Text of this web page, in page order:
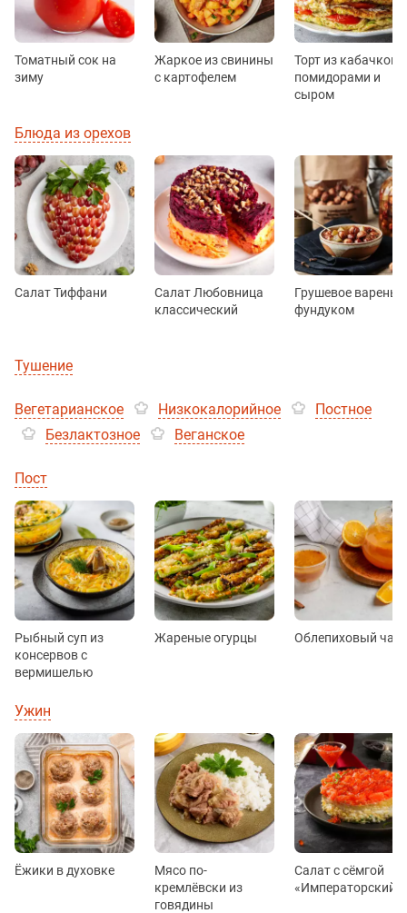
Томатный сок на
зиму
Жаркое из свинины
с картофелем
Торт из кабачков с
помидорами и
сыром
Блюда из орехов
Салат Тиффани
Салат Любовница
классический
Грушевое варенье
фундуком
Тушение
Вегетарианское Низкокалорийное
Постное
Безлактозное
Веганское
Пост
Рыбный суп из
консервов с
вермишелью
Жареные огурцы Облепиховый чай
Ужин
Ёжики в духовке
Мясо по-
кремлёвски из
говядины
Салат с сёмгой
«Императорский»